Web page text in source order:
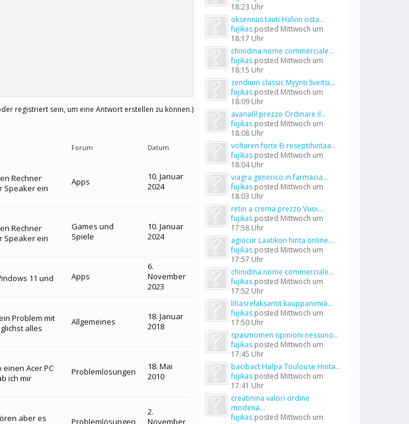
registriert sein, um eine Antwort erstellen zu können.)
Forum Datum
Rechner
Speaker ein
Apps
10. Januar
2024
Rechner
Speaker ein
Games und
Spiele
10. Januar
2024
11 und
Apps
6.
November
2023
Problem mit
alles
Allgemeines
18. Januar
2018
Acer PC
ich mir
Problemlösungen
18. Mai
2010
aber es
Problemlösungen
2.
November
18:23 Uhr
oksennus tauti Halvin osta...
fujikas posted Mittwoch um
18:17 Uhr
chinidina nome commerciale...
fujikas posted Mittwoch um
18:15 Uhr
zendium classic Myynti Sveitsi...
fujikas posted Mittwoch um
18:09 Uhr
avanafil prezzo Ordinare il...
fujikas posted Mittwoch um
18:08 Uhr
voltaren forte Ei reseptihintaa...
fujikas posted Mittwoch um
18:04 Uhr
viagra generico in farmacia...
fujikas posted Mittwoch um
18:03 Uhr
retin a crema prezzo Vuoi...
fujikas posted Mittwoch um
17:58 Uhr
agiocur Laatikon hinta online...
fujikas posted Mittwoch um
17:57 Uhr
chinidina nome commerciale...
fujikas posted Mittwoch um
17:52 Uhr
lihasrelaksantit kauppanimiä...
fujikas posted Mittwoch um
17:50 Uhr
spasmomen opinioni nessuno...
fujikas posted Mittwoch um
17:45 Uhr
bacibact Halpa Toulouse Hinta...
fujikas posted Mittwoch um
17:41 Uhr
creatinina valori ordine
modena...
fujikas posted Mittwoch um